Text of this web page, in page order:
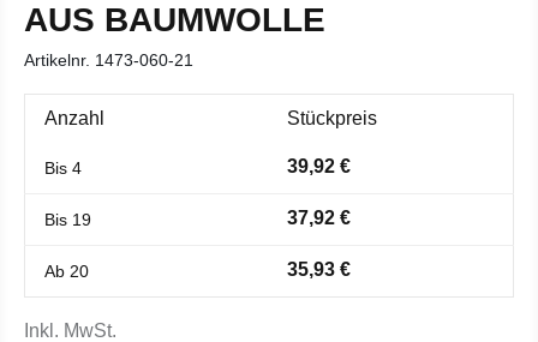
AUS BAUMWOLLE
Artikelnr. 1473-060-21
Anzahl Stückpreis
Bis 4 39,92 €
Bis 19 37,92 €
Ab 20 35,93 €
Inkl. MwSt.